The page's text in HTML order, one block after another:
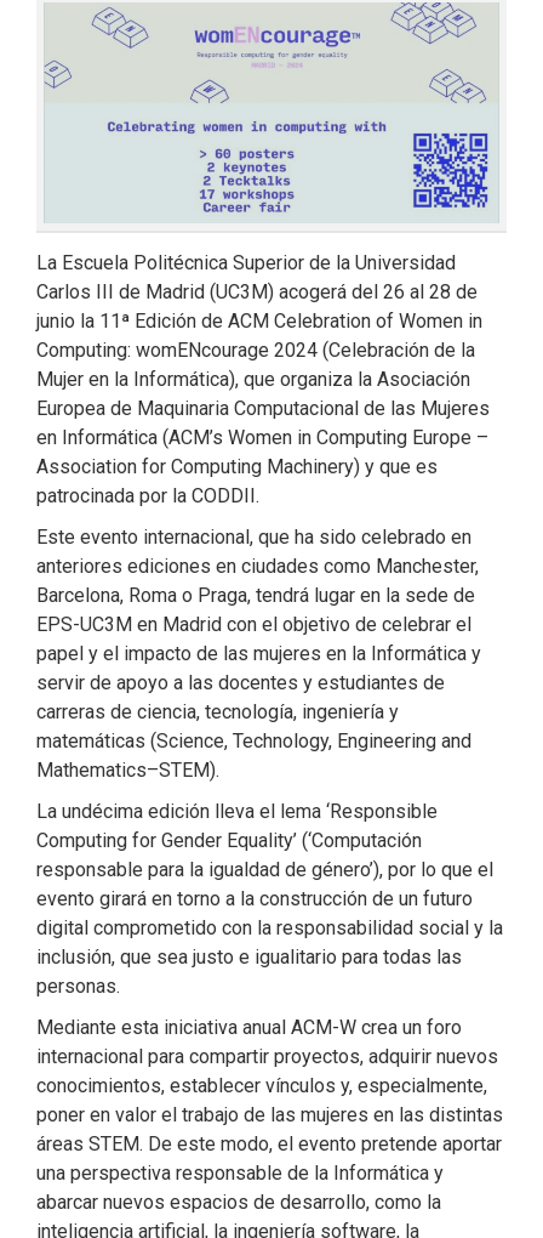
La Escuela Politécnica Superior de la Universidad
Carlos III de Madrid (UC3M) acogerá del 26 al 28 de
junio la 11ª Edición de ACM Celebration of Women in
Computing: womENcourage 2024 (Celebración de la
Mujer en la Informática), que organiza la Asociación
Europea de Maquinaria Computacional de las Mujeres
en Informática (ACM’s Women in Computing Europe –
Association for Computing Machinery) y que es
patrocinada por la CODDII.
Este evento internacional, que ha sido celebrado en
anteriores ediciones en ciudades como Manchester,
Barcelona, Roma o Praga, tendrá lugar en la sede de
EPS-UC3M en Madrid con el objetivo de celebrar el
papel y el impacto de las mujeres en la Informática y
servir de apoyo a las docentes y estudiantes de
carreras de ciencia, tecnología, ingeniería y
matemáticas (Science, Technology, Engineering and
Mathematics–STEM).
La undécima edición lleva el lema ‘Responsible
Computing for Gender Equality’ (‘Computación
responsable para la igualdad de género’), por lo que el
evento girará en torno a la construcción de un futuro
digital comprometido con la responsabilidad social y la
inclusión, que sea justo e igualitario para todas las
personas.
Mediante esta iniciativa anual ACM-W crea un foro
internacional para compartir proyectos, adquirir nuevos
conocimientos, establecer vínculos y, especialmente,
poner en valor el trabajo de las mujeres en las distintas
áreas STEM. De este modo, el evento pretende aportar
una perspectiva responsable de la Informática y
abarcar nuevos espacios de desarrollo, como la
inteligencia artificial, la ingeniería software, la